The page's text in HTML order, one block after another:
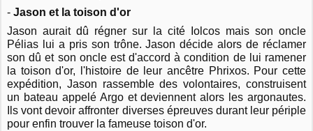
-Jason et la toison d'or
Jason aurait dû régner sur la cité Iolcos mais son oncle
Pélias lui a pris son trône. Jason décide alors de réclamer
son dû et son oncle est d'accord à condition de lui ramener
la toison d'or, l'histoire de leur ancêtre Phrixos. Pour cette
expédition, Jason rassemble des volontaires, construisent
un bateau appelé Argo et deviennent alors les argonautes.
Ils vont devoir affronter diverses épreuves durant leur périple
pour enfin trouver la fameuse toison d'or.